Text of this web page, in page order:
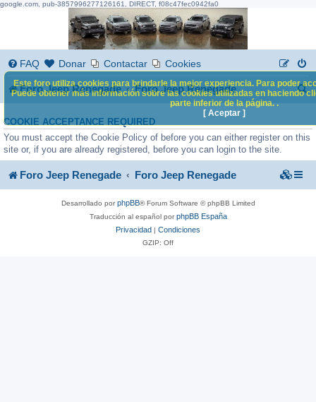
google.com, pub-3857996277126161, DIRECT, f08c47fec0942fa0
FAQ Donar Contactar Cookies
Foro Jeep Renegade Foro Jeep Renegade
B
s
r
COOKIE ACCEPTANCE REQUIRED
You must accept the Cookie Policy of before you can either register on this
site or, if you are already registered, before you can login to the site.
Este foro utiliza cookies para brindarle la mejor experiencia. Para poder
Puede obtener más información sobre las cookies utilizadas en haciendo
parte inferior de la página. .
[ Aceptar ]
Foro Jeep Renegade Foro Jeep Renegade
Desarrollado porphpBB® Forum Software © phpBB Limited
Traducción al español porphpBB España
Privacidad | Condiciones
GZIP: Off